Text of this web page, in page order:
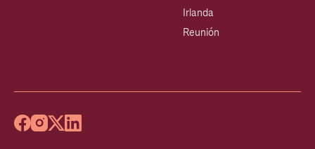
Irlanda
Reunión